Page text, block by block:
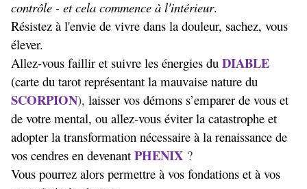
contrôle - et cela commence à l'intérieur.
Résistez à l'envie de vivre dans la douleur, sachez, vous
élever.
Allez-vous faillir et suivre les énergies du DIABLE
(carte du tarot représentant la mauvaise nature du
SCORPION), laisser vos démons s’emparer de vous et
de votre mental, ou allez-vous éviter la catastrophe et
adopter la transformation nécessaire à la renaissance de
vos cendres en devenant PHENIX ?
Vous pourrez alors permettre à vos fondations et à vos